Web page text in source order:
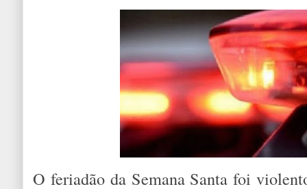
O feriadão da Semana Santa foi